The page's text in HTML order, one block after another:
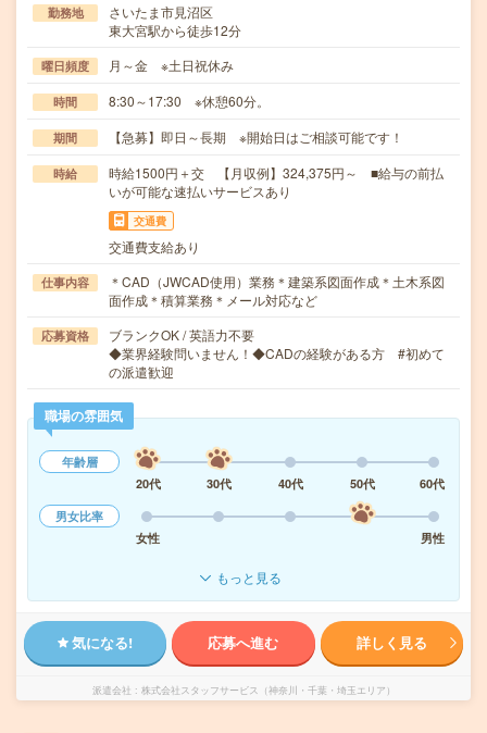
勤務地
さいたま市見沼区
東大宮駅から徒歩12分
曜日頻度 月～金 ※土日祝休み
時間 8:30～17:30 ※休憩60分。
期間 【急募】即日～長期 ※開始日はご相談可能です！
時給
時給1500円＋交 【月収例】324,375円～ ■給与の前払
いが可能な速払いサービスあり
交通費
交通費支給あり
仕事内容
＊CAD（JWCAD使用）業務＊建築系図面作成＊土木系図
面作成＊積算業務＊メール対応など
応募資格
ブランクOK / 英語力不要
◆業界経験問いません！◆CADの経験がある方 #初めて
の派遣歓迎
職場の雰囲気
年齢層
20代
30代 40代 50代
60代
男女比率
女性
男性
もっと見る
気になる! 応募へ進む 詳しく見る
派遣会社 株式会社スタッフサービス（神奈川・千葉・埼玉エリア）